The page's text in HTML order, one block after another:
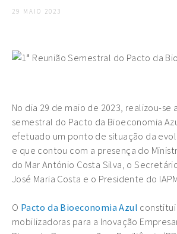
29 MAIO 2023
No dia 29 de maio de 2023, realizou-se
semestral do Pacto da Bioeconomia
efetuado um ponto de situação da
e que contou com a presença do
do Mar António Costa Silva, o
José Maria Costa e o Presidente do
O Pacto da Bioeconomia Azul constitui
mobilizadoras para a Inovação